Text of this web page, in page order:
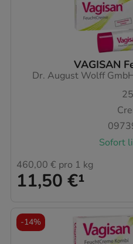
VAGISAN
Dr. August Wolff
25
Sofort
11,50 €¹
460,00 € pro 1 kg
-14%